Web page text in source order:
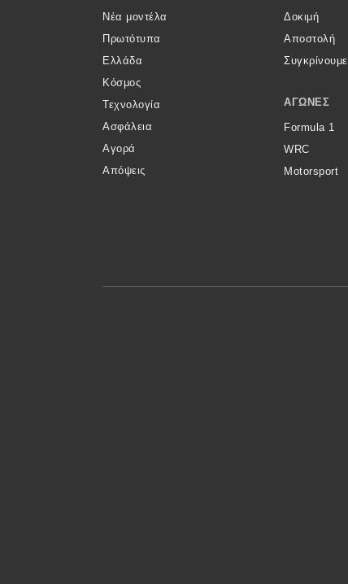
Classic
Παρουσιάσεις
DRIVE Away
Οδηγός αγοράς
Νέα μοντέλα
Πρωτότυπα
Ελλάδα
Κόσμος
Τεχνολογία
Ασφάλεια
Αγορά
Απόψεις
Δοκιμή
Αποστολή
Συγκρίνουμε
ΑΓΏΝΕΣ
Formula 1
WRC
Motorsport